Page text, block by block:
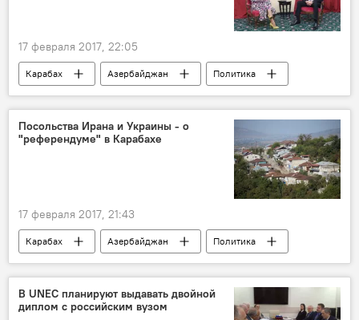
17 февраля 2017, 22:05
Карабах Азербайджан
Политика
Новости
Мюнхен
визит
встреча
сотрудничество
связи
Посольства Ирана и Украины - о
"референдуме" в Карабахе
17 февраля 2017, 21:43
Карабах Азербайджан
Политика
Новости
Украина
Иран
Мухамедрза Наджафи
Урегулирование
Территориальная целостность
референдум
В UNEC планируют выдавать двойной
диплом с российским вузом